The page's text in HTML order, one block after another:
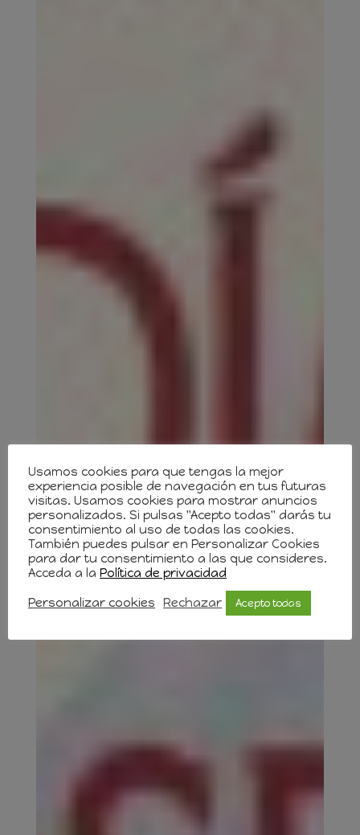
Usamos cookies para que tengas la mejor
experiencia posible de navegación en tus futuras
visitas. Usamos cookies para mostrar anuncios
personalizados. Si pulsas "Acepto todas" darás tu
consentimiento al uso de todas las cookies.
También puedes pulsar en Personalizar Cookies
para dar tu consentimiento a las que consideres.
Acceda a la Política de privacidad
Personalizar cookies Rechazar Acepto todas